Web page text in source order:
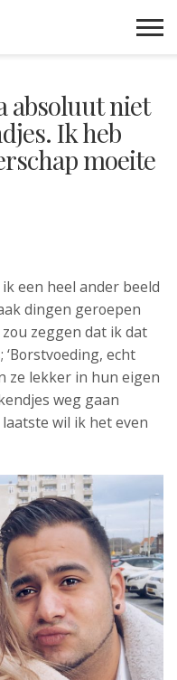
absoluut niet
Ik heb
moeite
een heel ander beeld
dingen geroepen
zeggen dat ik dat
echt
ze lekker in hun eigen
weg gaan
wil ik het even